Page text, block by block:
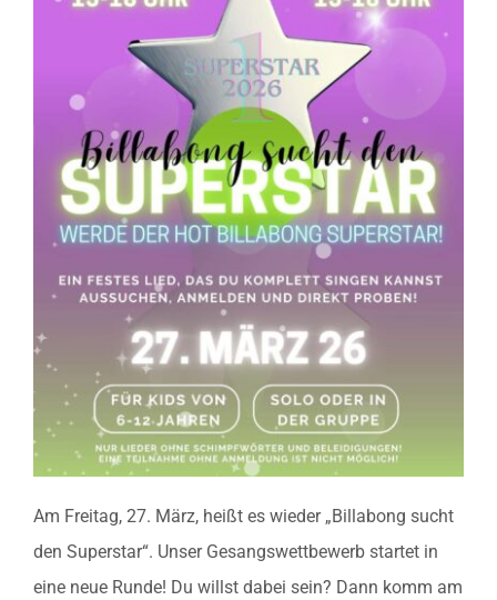
Am Freitag, 27. März, heißt es wieder „Billabong sucht
den Superstar“. Unser Gesangswettbewerb startet in
eine neue Runde! Du willst dabei sein? Dann komm am